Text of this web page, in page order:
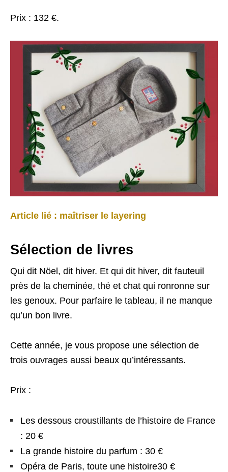
Prix : 132 €.
Article lié : maîtriser le layering
Sélection de livres
Qui dit Nöel, dit hiver. Et qui dit hiver, dit fauteuil
près de la cheminée, thé et chat qui ronronne sur
les genoux. Pour parfaire le tableau, il ne manque
qu’un bon livre.
Cette année, je vous propose une sélection de
trois ouvrages aussi beaux qu’intéressants.
Prix :
Les dessous croustillants de l’histoire de France
: 20 €
La grande histoire du parfum : 30 €
Opéra de Paris, toute une histoire30 €